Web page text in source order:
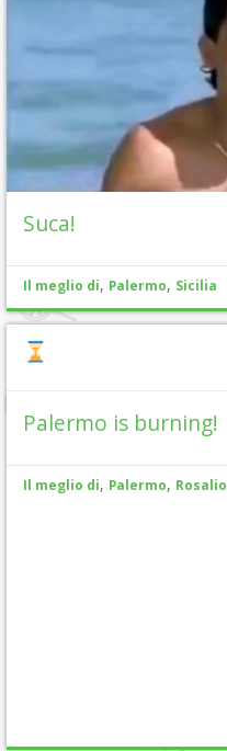
Suca!
Il meglio di, Palermo, Sicilia
Palermo is burning!
Il meglio di, Palermo, Rosalio